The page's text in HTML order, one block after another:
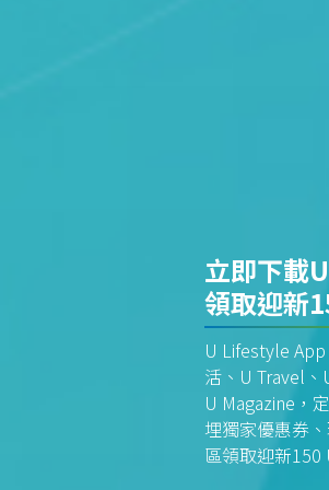
立即下載
領取迎新
U Lifestyle
活、U Travel
U Magazine，
埋獨家優惠券
區領取迎新150